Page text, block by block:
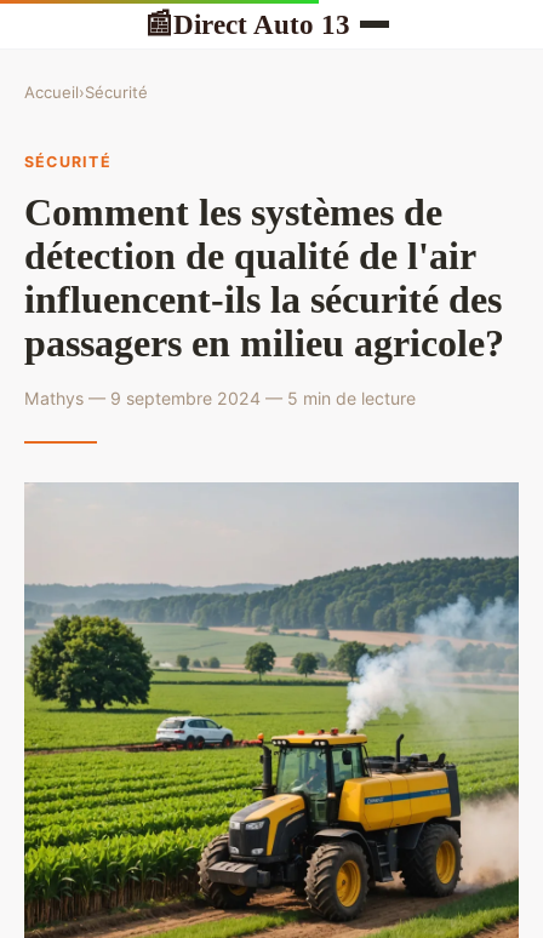
📰Direct Auto 13
Accueil›Sécurité
SÉCURITÉ
Comment les systèmes de
détection de qualité de l'air
influencent-ils la sécurité des
passagers en milieu agricole?
Mathys — 9 septembre 2024 — 5 min de lecture